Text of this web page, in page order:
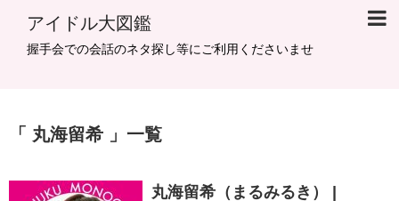
アイドル大図鑑
握手会での会話のネタ探し等にご利用くださいませ
丸海留希 一覧
丸海留希（まるみるき） |